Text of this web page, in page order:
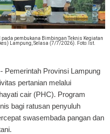
pembukana Bimbingan Teknis Kegiatan
Lampung, Selasa (7/7/2026). Foto: Ist.
Pemerintah Provinsi Lampung
pertanian melalui
cair (PHC). Program
bagi ratusan penyuluh
swasembada pangan dan